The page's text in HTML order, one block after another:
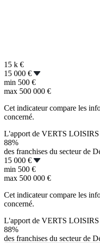
15 k €
15 000 €
min 500 €
max 500 000 €
Cet indicateur compare les
concerné.
L'apport de VERTS LOISIRS
88%
des franchises du secteur de
15 000 €
min 500 €
max 500 000 €
Cet indicateur compare les
concerné.
L'apport de VERTS LOISIRS
88%
des franchises du secteur de